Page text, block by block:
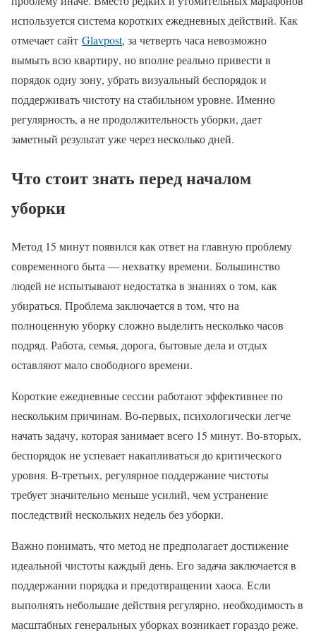
используется система коротких ежедневных действий. Как
отмечает сайт Glavpost, за четверть часа невозможно
вымыть всю квартиру, но вполне реально привести в
порядок одну зону, убрать визуальный беспорядок и
поддерживать чистоту на стабильном уровне. Именно
регулярность, а не продолжительность уборки, дает
заметный результат уже через несколько дней.
Что стоит знать перед началом
уборки
Метод 15 минут появился как ответ на главную проблему
современного быта — нехватку времени. Большинство
людей не испытывают недостатка в знаниях о том, как
убираться. Проблема заключается в том, что на
полноценную уборку сложно выделить несколько часов
подряд. Работа, семья, дорога, бытовые дела и отдых
оставляют мало свободного времени.
Короткие ежедневные сессии работают эффективнее по
нескольким причинам. Во-первых, психологически легче
начать задачу, которая занимает всего 15 минут. Во-вторых,
беспорядок не успевает накапливаться до критического
уровня. В-третьих, регулярное поддержание чистоты
требует значительно меньше усилий, чем устранение
последствий нескольких недель без уборки.
Важно понимать, что метод не предполагает достижение
идеальной чистоты каждый день. Его задача заключается в
поддержании порядка и предотвращении хаоса. Если
выполнять небольшие действия регулярно, необходимость в
масштабных генеральных уборках возникает гораздо реже.